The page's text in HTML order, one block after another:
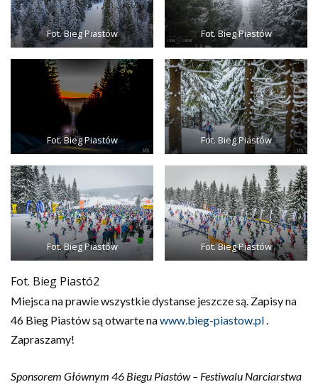
Fot. Bieg Piastów Fot. Bieg Piastów
Fot. Bieg Piastów Fot. Bieg Piastów
Fot. Bieg Piastów Fot. Bieg Piastów
Fot. Bieg Piastó2
Miejsca na prawie wszystkie dystanse jeszcze są. Zapisy na
46 Bieg Piastów są otwarte nawww.bieg-piastow.pl.
Zapraszamy!
Sponsorem Głównym 46 Biegu Piastów – Festiwalu Narciarstwa